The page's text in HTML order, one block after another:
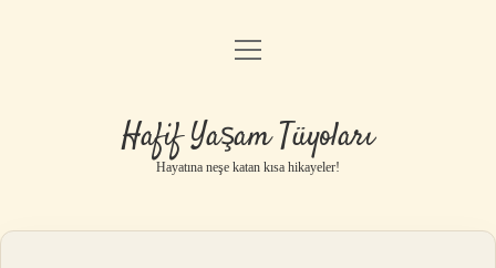
Anasayfa
Yasal Uyarı
menüyü
Hafif Yaşam Tüyoları
Hayatına neşe katan kısa hikayeler!